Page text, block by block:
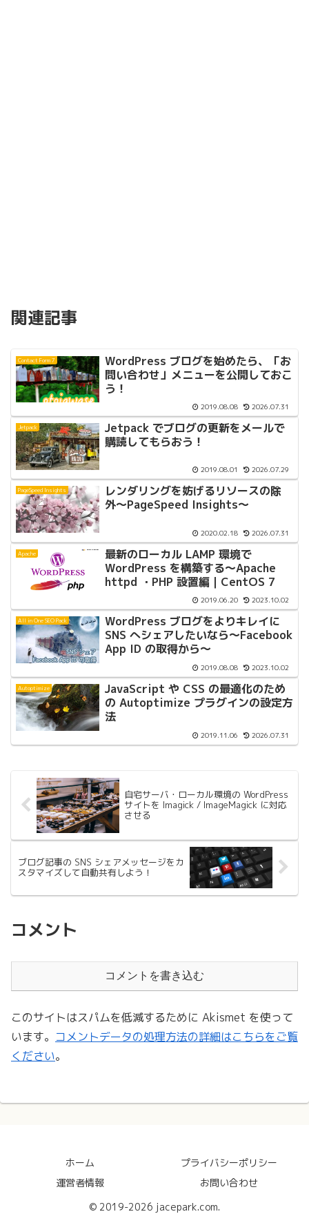
関連記事
Contact Form 7
WordPress ブログを始めたら、「お
問い合わせ」メニューを公開しておこ
う！
2019.08.08 2026.07.31
Jetpack
Jetpack でブログの更新をメールで
購読してもらおう！
2019.08.01 2026.07.29
PageSpeed Insights
レンダリングを妨げるリソースの除
外〜PageSpeed Insights〜
2020.02.18 2026.07.31
Apache
最新のローカル LAMP 環境で
WordPress を構築する〜Apache
httpd ・PHP 設置編｜CentOS 7
2019.06.20 2023.10.02
All in One SEO Pack
WordPress ブログをよりキレイに
SNS へシェアしたいなら〜Facebook
App ID の取得から〜
2019.08.08 2023.10.02
Autoptimize
JavaScript や CSS の最適化のため
の Autoptimize プラグインの設定方
法
2019.11.06 2026.07.31
自宅サーバ・ローカル環境の WordPress
サイトを Imagick / ImageMagick に対応
させる
ブログ記事の SNS シェアメッセージをカ
スタマイズして自動共有しよう！
コメント
コメントを書き込む
このサイトはスパムを低減するために Akismet を使って
います。 コメントデータの処理方法の詳細はこちらをご覧
ください。
ホーム
プライバシーポリシー
運営者情報
お問い合わせ
© 2019-2026 jacepark.com.